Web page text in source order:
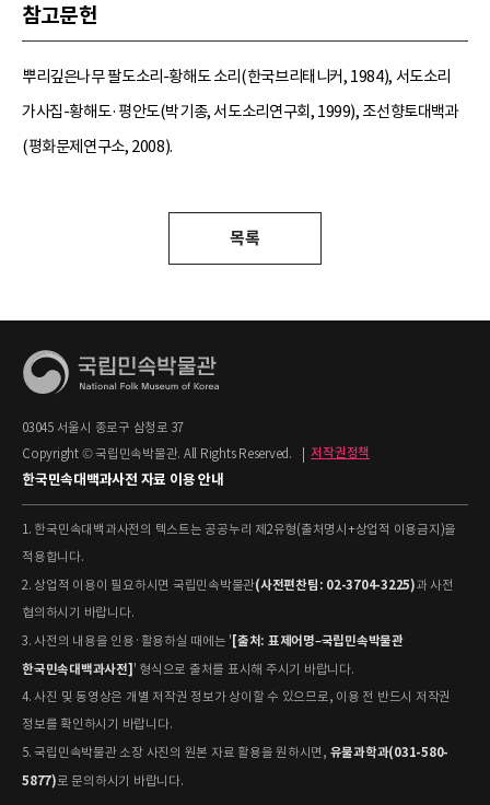
참고문헌
뿌리깊은나무 팔도소리-황해도 소리(한국브리태니커, 1984), 서도소리
가사집-황해도·평안도(박기종, 서도소리연구회, 1999), 조선향토대백과
(평화문제연구소, 2008).
목록
03045 서울시 종로구 삼청로 37
Copyright © 국립민속박물관. All Rights Reserved.
저작권정책
한국민속대백과사전 자료 이용 안내
1. 한국민속대백과사전의 텍스트는 공공누리 제2유형(출처명시+상업적 이용금지)을
적용합니다.
2. 상업적 이용이 필요하시면 국립민속박물관(사전편찬팀: 02-3704-3225)과 사전
협의하시기 바랍니다.
3. 사전의 내용을 인용·활용하실 때에는 '[출처: 표제어명–국립민속박물관
한국민속대백과사전]' 형식으로 출처를 표시해 주시기 바랍니다.
4. 사진 및 동영상은 개별 저작권 정보가 상이할 수 있으므로, 이용 전 반드시 저작권
정보를 확인하시기 바랍니다.
5. 국립민속박물관 소장 사진의 원본 자료 활용을 원하시면, 유물과학과(031-580-
5877) 로 문의하시기 바랍니다.